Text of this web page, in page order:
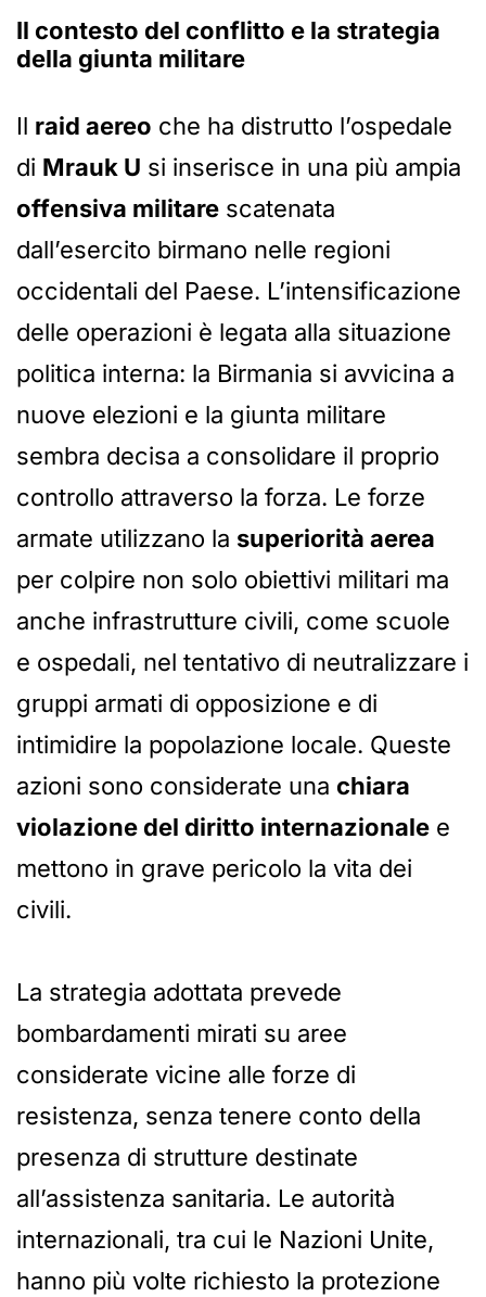
Il contesto del conflitto e la strategia
della giunta militare
Il raid aereo che ha distrutto l’ospedale
di Mrauk U si inserisce in una più ampia
offensiva militare scatenata
dall’esercito birmano nelle regioni
occidentali del Paese. L’intensificazione
delle operazioni è legata alla situazione
politica interna: la Birmania si avvicina a
nuove elezioni e la giunta militare
sembra decisa a consolidare il proprio
controllo attraverso la forza. Le forze
armate utilizzano la superiorità aerea
per colpire non solo obiettivi militari ma
anche infrastrutture civili, come scuole
e ospedali, nel tentativo di neutralizzare i
gruppi armati di opposizione e di
intimidire la popolazione locale. Queste
azioni sono considerate una chiara
violazione del diritto internazionale e
mettono in grave pericolo la vita dei
civili.
La strategia adottata prevede
bombardamenti mirati su aree
considerate vicine alle forze di
resistenza, senza tenere conto della
presenza di strutture destinate
all’assistenza sanitaria. Le autorità
internazionali, tra cui le Nazioni Unite,
hanno più volte richiesto la protezione